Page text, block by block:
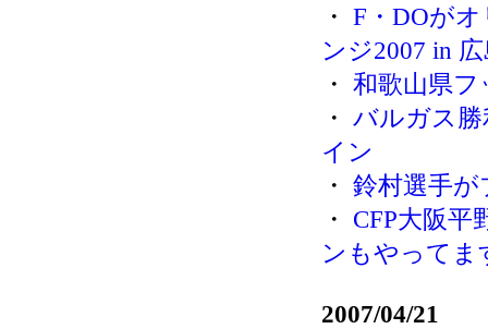
・ F・DOが
ンジ2007 in
・ 和歌山県
・ バルガス
イン
・ 鈴村選手
・ CFP大阪
ンもやってま
2007/04/21